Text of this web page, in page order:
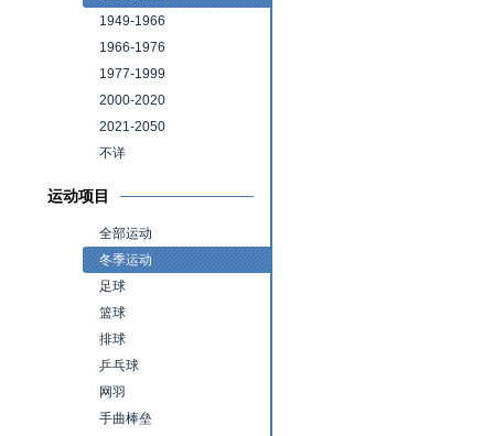
1949-1966
1966-1976
1977-1999
2000-2020
2021-2050
不详
运动项目
全部运动
冬季运动
足球
篮球
排球
乒乓球
网羽
手曲棒垒